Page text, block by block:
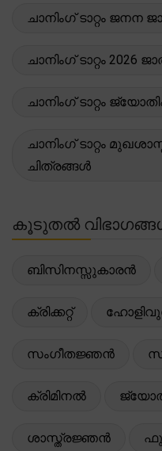
ചാനിംഗ് ടാറ്റം ജനന
ചാനിംഗ് ടാറ്റം 2026
ചാനിംഗ് ടാറ്റം
ചാനിംഗ് ടാറ്റം
ചിത്രങ്ങൾ
കൂടുതൽ
ബിസിനസ്സുകാരൻ
ക്രിക്കറ്റ്
സംഗീതജ്ഞൻ
ക്രിമിനൽ
ശാസ്ത്രജ്ഞൻ